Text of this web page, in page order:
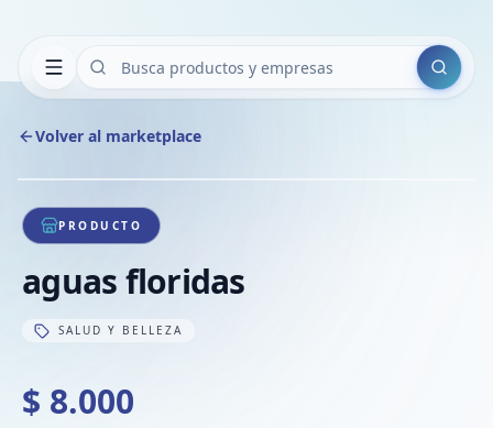
Buscar
Volver al marketplace
1/1
PRODUCTO
aguas floridas
SALUD Y BELLEZA
$ 8.000